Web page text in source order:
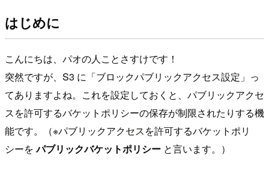
はじめに
こんにちは、パオの人ことさすけです！
突然ですが、S3 に「ブロックパブリックアクセス設定」っ
てありますよね。これを設定しておくと、パブリックアクセ
スを許可するバケットポリシーの保存が制限されたりする機
能です。（※パブリックアクセスを許可するバケットポリ
シーをパブリックバケットポリシー と言います。）